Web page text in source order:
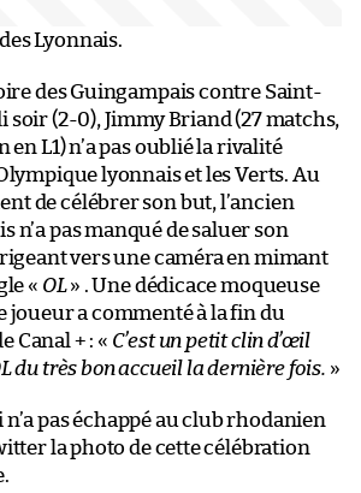
Lyonnais.
des Guingampais contre Saint-
soir (2-0), Jimmy Briand (27 matchs,
en L1) n’a pas oublié la rivalité
lyonnais et les Verts. Au
de célébrer son but, l’ancien
n’a pas manqué de saluer son
vers une caméra en mimant
« OL» . Une dédicace moqueuse
joueur a commenté à la fin du
Canal + : « C’est un petit clin d’œil
du très bon accueil la dernière fois. »
pas échappé au club rhodanien
la photo de cette célébration